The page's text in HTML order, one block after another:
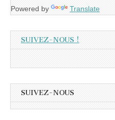
Powered by Translate
SUIVEZ-NOUS !
SUIVEZ-NOUS